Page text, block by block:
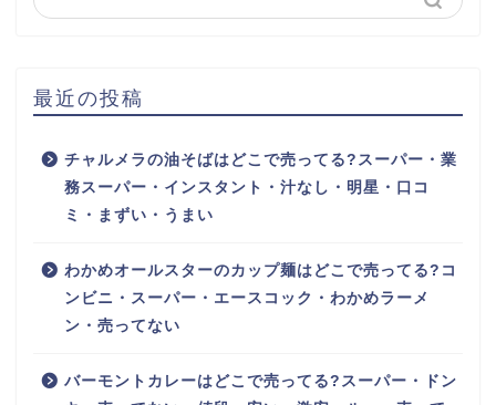
最近の投稿
チャルメラの油そばはどこで売ってる?スーパー・業
務スーパー・インスタント・汁なし・明星・口コ
ミ・まずい・うまい
わかめオールスターのカップ麺はどこで売ってる?コ
ンビニ・スーパー・エースコック・わかめラーメ
ン・売ってない
バーモントカレーはどこで売ってる?スーパー・ドン